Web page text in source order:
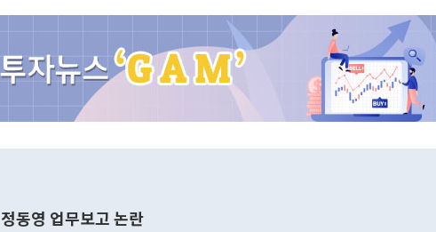
정동영 업무보고 논란